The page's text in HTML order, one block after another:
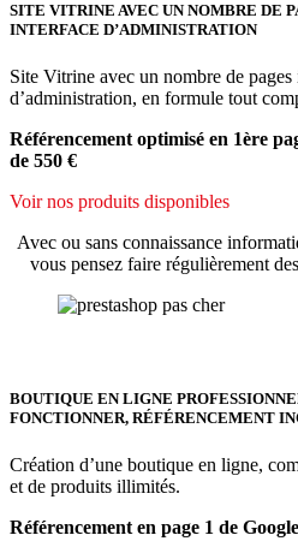
SITE VITRINE AVEC UN NOMBRE DE
INTERFACE D’ADMINISTRATION
Site Vitrine avec un nombre de
d’administration, en formule tout
Référencement optimisé en 1ère
de 550 €
Voir nos produits disponibles
Avec ou sans connaissance
vous pensez faire régulièrement
BOUTIQUE EN LIGNE
FONCTIONNER, RÉFÉRENCEMENT
Création d’une boutique en ligne,
et de produits illimités.
Référencement en page 1 de